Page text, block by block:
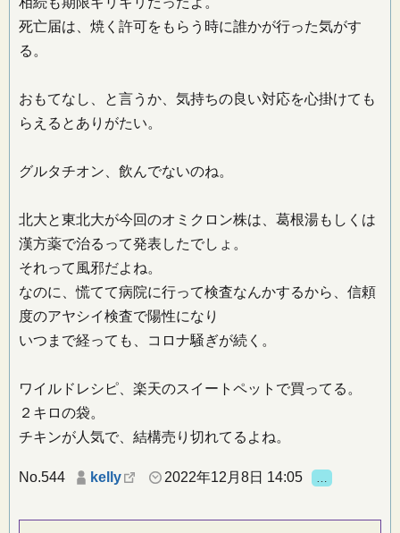
死亡届は、焼く許可をもらう時に誰かが行った気がす
る。
おもてなし、と言うか、気持ちの良い対応を心掛けても
らえるとありがたい。
グルタチオン、飲んでないのね。
北大と東北大が今回のオミクロン株は、葛根湯もしくは
漢方薬で治るって発表したでしょ。
それって風邪だよね。
なのに、慌てて病院に行って検査なんかするから、信頼
度のアヤシイ検査で陽性になり
いつまで経っても、コロナ騒ぎが続く。
ワイルドレシピ、楽天のスイートペットで買ってる。
２キロの袋。
チキンが人気で、結構売り切れてるよね。
No.544 kelly 2022年12月8日 14:05